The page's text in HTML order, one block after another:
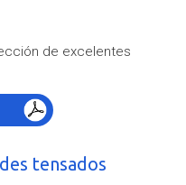
de excelentes
tensados